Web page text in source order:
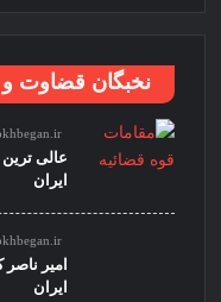
نخبگان قضاوت
عالی
ایران
امیر
ایران